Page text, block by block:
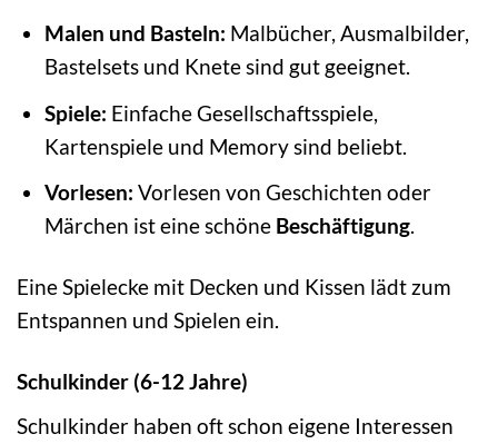
Malen und Basteln: Malbücher, Ausmalbilder,
Bastelsets und Knete sind gut geeignet.
Spiele: Einfache Gesellschaftsspiele,
Kartenspiele und Memory sind beliebt.
Vorlesen: Vorlesen von Geschichten oder
Märchen ist eine schöne Beschäftigung.
Eine Spielecke mit Decken und Kissen lädt zum
Entspannen und Spielen ein.
Schulkinder (6-12 Jahre)
Schulkinder haben oft schon eigene Interessen